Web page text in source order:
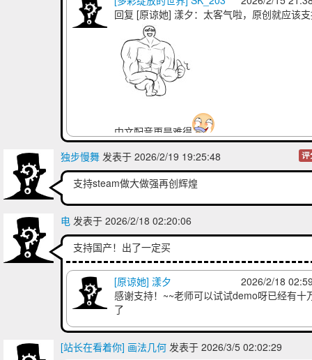
回复 [原谅她] 漾夕：太客气啦，原创就应该
中文配音更是难得
祝大卖
独步慢舞 发表于 2026/2/19 19:25:48 评
支持steam做大做强再创辉煌
电 发表于 2026/2/18 02:20:06
支持国产！出了一定买
2026/2/18
[原谅她] 漾夕
感谢支持！~~老师可以试试demo呀已经有十
了
[站长在看着你] 画法几何 发表于 2026/3/5 02:02:29